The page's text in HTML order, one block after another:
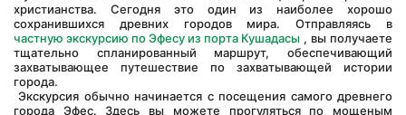
христианства. Сегодня это один из наиболее хорошо
сохранившихся древних городов мира. Отправляясь в
частную экскурсию по Эфесу из порта Кушадасы , вы получаете
тщательно спланированный маршрут, обеспечивающий
захватывающее путешествие по захватывающей истории
города.
Экскурсия обычно начинается с посещения самого древнего
города Эфес. Здесь вы можете прогуляться по мощеным